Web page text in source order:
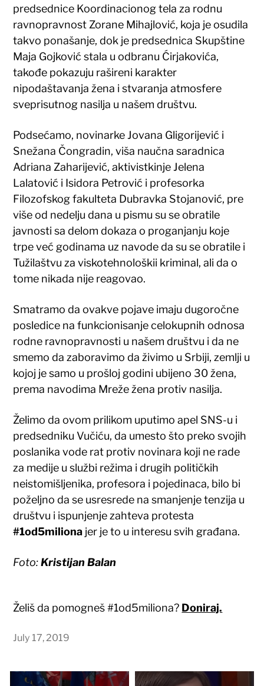
predsednice Koordinacionog tela za rodnu
ravnopravnost Zorane Mihajlović, koja je osudila
takvo ponašanje, dok je predsednica Skupštine
Maja Gojković stala u odbranu Ćirjakovića,
takođe pokazuju rašireni karakter
nipodaštavanja žena i stvaranja atmosfere
sveprisutnog nasilja u našem društvu.
Podsećamo, novinarke Jovana Gligorijević i
Snežana Čongradin, viša naučna saradnica
Adriana Zaharijević, aktivistkinje Jelena
Lalatović i Isidora Petrović i profesorka
Filozofskog fakulteta Dubravka Stojanović, pre
više od nedelju dana u pismu su se obratile
javnosti sa delom dokaza o proganjanju koje
trpe već godinama uz navode da su se obratile i
Tužilaštvu za viskotehnološkii kriminal, ali da o
tome nikada nije reagovao.
Smatramo da ovakve pojave imaju dugoročne
posledice na funkcionisanje celokupnih odnosa
rodne ravnopravnosti u našem društvu i da ne
smemo da zaboravimo da živimo u Srbiji, zemlji u
kojoj je samo u prošloj godini ubijeno 30 žena,
prema navodima Mreže žena protiv nasilja.
Želimo da ovom prilikom uputimo apel SNS-u i
predsedniku Vučiću, da umesto što preko svojih
poslanika vode rat protiv novinara koji ne rade
za medije u službi režima i drugih političkih
neistomišljenika, profesora i pojedinaca, bilo bi
poželjno da se usresrede na smanjenje tenzija u
društvu i ispunjenje zahteva protesta
#1od5miliona jer je to u interesu svih građana.
Foto:Kristijan Balan
Želiš da pomogneš #1od5miliona? Doniraj.
July 17, 2019